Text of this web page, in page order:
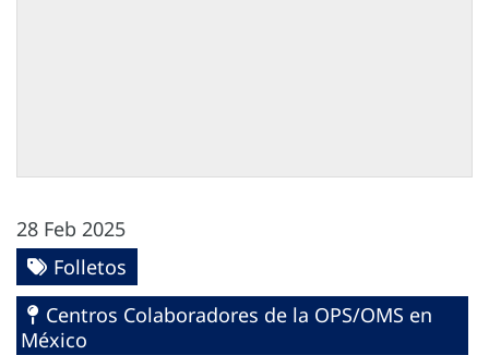
28 Feb 2025
Folletos
Centros Colaboradores de la OPS/OMS en
México